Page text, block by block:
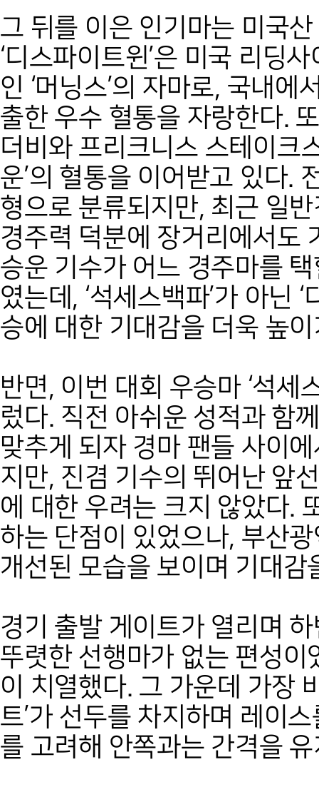
그 뒤를 이은 인기마는 미국산
‘디스파이트윈’은 미국 리딩
인 ‘머닝스’의 자마로, 국내
출한 우수 혈통을 자랑한다.
더비와 프리크니스 스테이크
운’의 혈통을 이어받고 있다.
형으로 분류되지만, 최근 일
경주력 덕분에 장거리에서도
승운 기수가 어느 경주마를
였는데, ‘석세스백파’가 아닌
승에 대한 기대감을 더욱 높
반면, 이번 대회 우승마 ‘석세
렀다. 직전 아쉬운 성적과 함
맞추게 되자 경마 팬들 사이
지만, 진겸 기수의 뛰어난 앞
에 대한 우려는 크지 않았다.
하는 단점이 있었으나, 부산
개선된 모습을 보이며 기대감
경기 출발 게이트가 열리며
뚜렷한 선행마가 없는 편성
이 치열했다. 그 가운데 가장
트’가 선두를 차지하며 레이
를 고려해 안쪽과는 간격을